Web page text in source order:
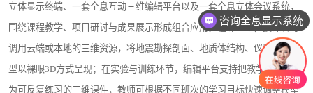
立体显示终端、一套全息互动三维编辑平台以及一套全息立体会议系统，
围绕课程教学、项目研讨与成果展示形成组合应用。在课堂中，授课者可
调用云端或本地的三维资源，将地震勘探剖面、地质体结构、仪器设备模
型以裸眼3D方式呈现；在实验与训练环节，编辑平台支持把教学重点转化
为可反复练习的三维课件，教师可根据不同班次的学习目标快速调整模型
咨询全息显示系统